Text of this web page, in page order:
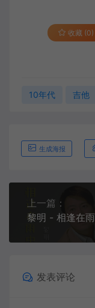
收藏 (0)
10年代 吉他
生成海报
上一篇：
发表评论